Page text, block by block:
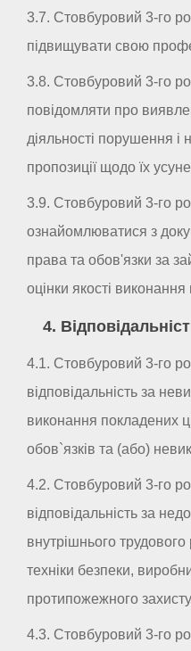
3.7. Стовбуровий 3-го
підвищувати свою
3.8. Стовбуровий 3-го
повідомляти про
діяльності порушення і
пропозиції щодо їх
3.9. Стовбуровий 3-го
ознайомлюватися з
права та обов'язки за
оцінки якості
4.
4.1. Стовбуровий 3-го
відповідальність за
виконання покладених
обов`язків та (або)
4.2. Стовбуровий 3-го
відповідальність за
внутрішнього
техніки безпеки,
протипожежного
4.3. Стовбуровий 3-го